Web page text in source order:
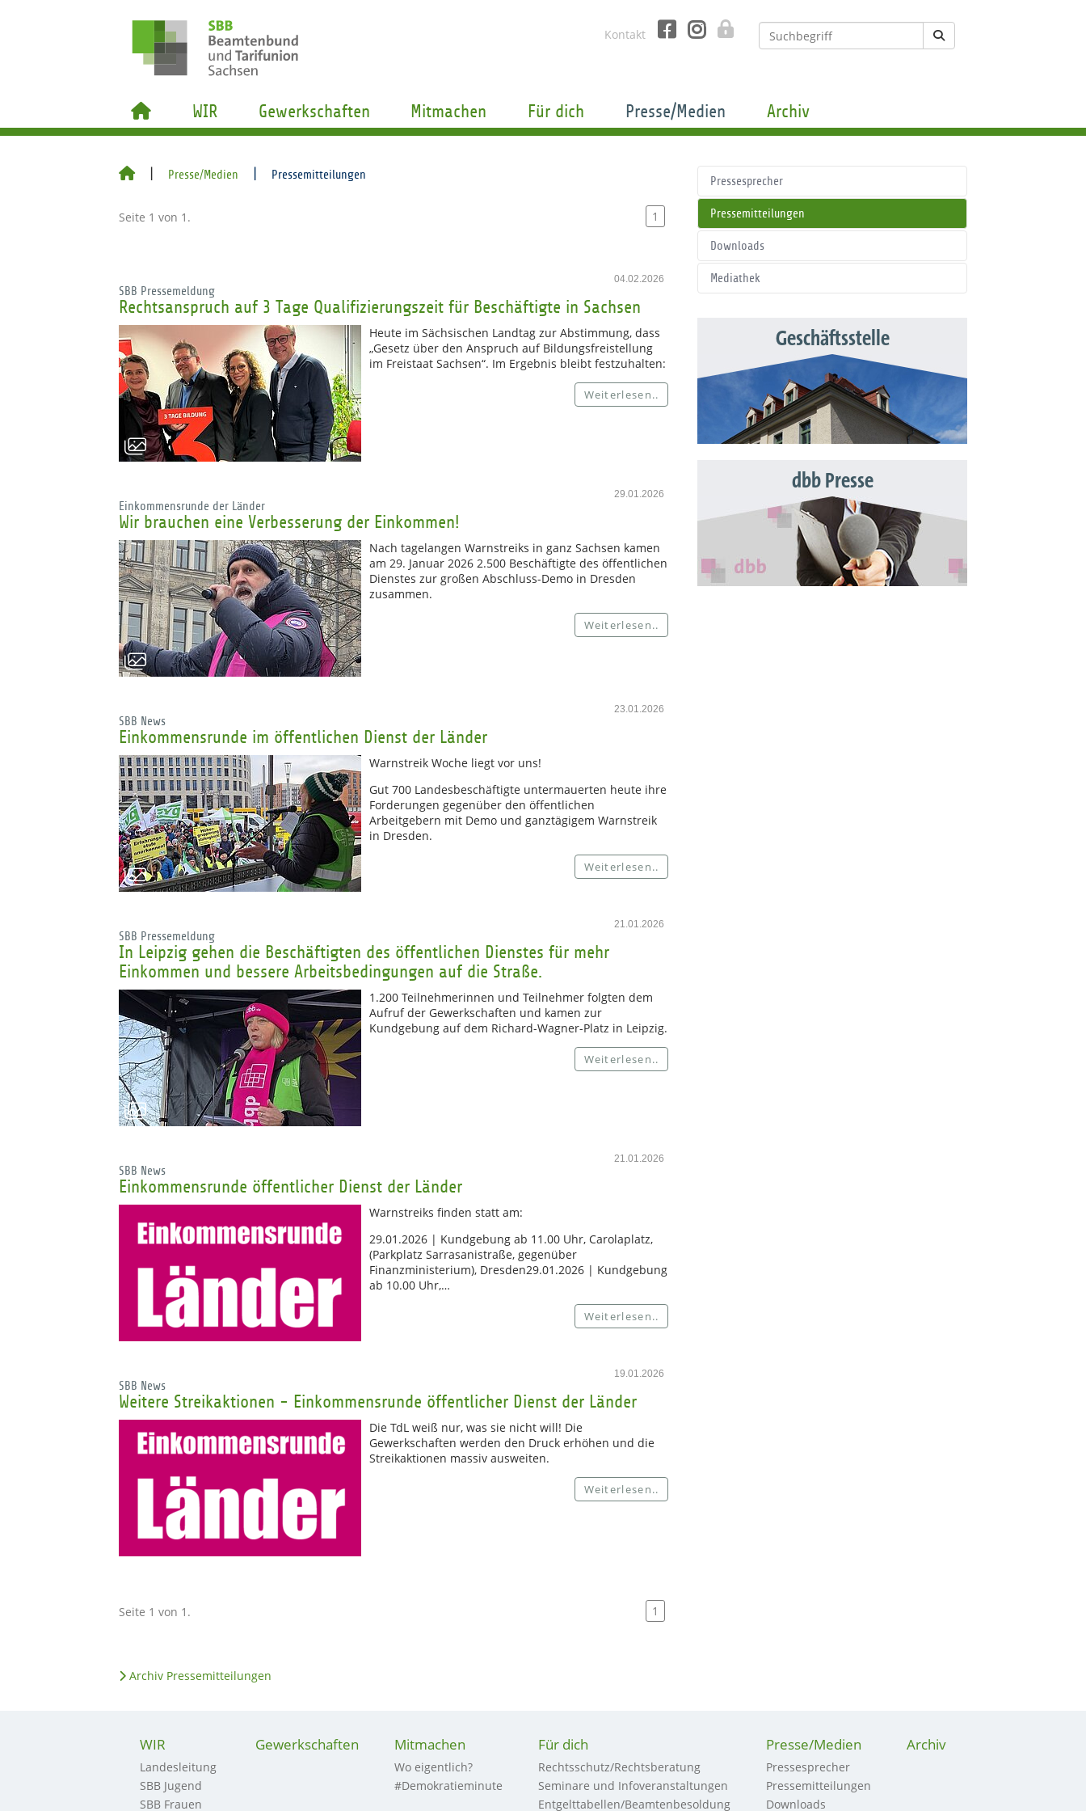
Kontakt
WIR Gewerkschaften Mitmachen Für dich Presse/Medien Archiv
Presse/Medien Pressemitteilungen
Seite 1 von 1. 1
04.02.2026
SBB Pressemeldung
Rechtsanspruch auf 3 Tage Qualifizierungszeit für Beschäftigte in Sachsen
Heute im Sächsischen Landtag zur Abstimmung, dass
„Gesetz über den Anspruch auf Bildungsfreistellung
im Freistaat Sachsen“. Im Ergebnis bleibt festzuhalten:
Weiterlesen..
29.01.2026
Einkommensrunde der Länder
Wir brauchen eine Verbesserung der Einkommen!
Nach tagelangen Warnstreiks in ganz Sachsen kamen
am 29. Januar 2026 2.500 Beschäftigte des öffentlichen
Dienstes zur großen Abschluss-Demo in Dresden
zusammen.
Weiterlesen..
23.01.2026
SBB News
Einkommensrunde im öffentlichen Dienst der Länder
Warnstreik Woche liegt vor uns!
Gut 700 Landesbeschäftigte untermauerten heute ihre
Forderungen gegenüber den öffentlichen
Arbeitgebern mit Demo und ganztägigem Warnstreik
in Dresden.
Weiterlesen..
21.01.2026
SBB Pressemeldung
In Leipzig gehen die Beschäftigten des öffentlichen Dienstes für mehr
Einkommen und bessere Arbeitsbedingungen auf die Straße.
1.200 Teilnehmerinnen und Teilnehmer folgten dem
Aufruf der Gewerkschaften und kamen zur
Kundgebung auf dem Richard-Wagner-Platz in Leipzig.
Weiterlesen..
21.01.2026
SBB News
Einkommensrunde öffentlicher Dienst der Länder
Warnstreiks finden statt am:
29.01.2026 | Kundgebung ab 11.00 Uhr, Carolaplatz,
(Parkplatz Sarrasanistraße, gegenüber
Finanzministerium), Dresden29.01.2026 | Kundgebung
ab 10.00 Uhr,…
Weiterlesen..
19.01.2026
SBB News
Weitere Streikaktionen - Einkommensrunde öffentlicher Dienst der Länder
Die TdL weiß nur, was sie nicht will! Die
Gewerkschaften werden den Druck erhöhen und die
Streikaktionen massiv ausweiten.
Weiterlesen..
Seite 1 von 1. 1
Archiv Pressemitteilungen
Pressesprecher
Pressemitteilungen
Downloads
Mediathek
Geschäftsstelle
dbb Presse
WIR
Landesleitung
SBB Jugend
SBB Frauen
Gewerkschaften Mitmachen
Wo eigentlich?
#Demokratieminute
Für dich
Rechtsschutz/Rechtsberatung
Seminare und Infoveranstaltungen
Entgelttabellen/Beamtenbesoldung
Presse/Medien
Pressesprecher
Pressemitteilungen
Downloads
Archiv